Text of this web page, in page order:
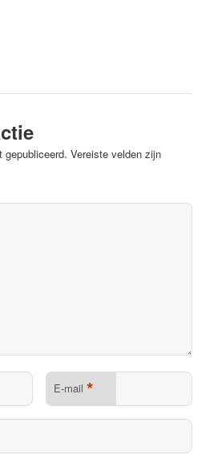
gepubliceerd. Vereiste velden zijn
E-mail *